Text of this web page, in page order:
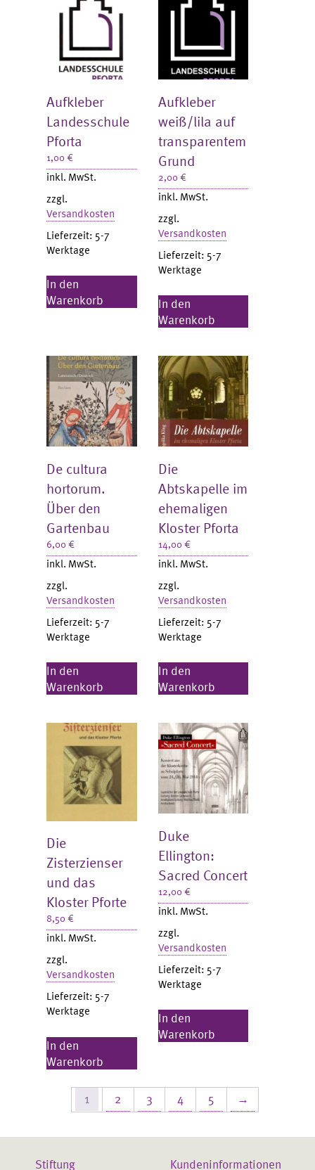
Aufkleber
Landesschule
Pforta
1,00€
inkl. MwSt.
zzgl.
Versandkosten
Lieferzeit: 5-7
Werktage
In den
Warenkorb
Aufkleber
weiß/lila auf
transparentem
Grund
2,00€
inkl. MwSt.
zzgl.
Versandkosten
Lieferzeit: 5-7
Werktage
In den
Warenkorb
De cultura
hortorum.
Über den
Gartenbau
6,00€
inkl. MwSt.
zzgl.
Versandkosten
Lieferzeit: 5-7
Werktage
In den
Warenkorb
Die
Abtskapelle im
ehemaligen
Kloster Pforta
14,00€
inkl. MwSt.
zzgl.
Versandkosten
Lieferzeit: 5-7
Werktage
In den
Warenkorb
Die
Zisterzienser
und das
Kloster Pforte
8,50€
inkl. MwSt.
zzgl.
Versandkosten
Lieferzeit: 5-7
Werktage
In den
Warenkorb
Duke
Ellington:
Sacred Concert
12,00€
inkl. MwSt.
zzgl.
Versandkosten
Lieferzeit: 5-7
Werktage
In den
Warenkorb
1 2 3 4 5 →
Stiftung Kundeninformationen